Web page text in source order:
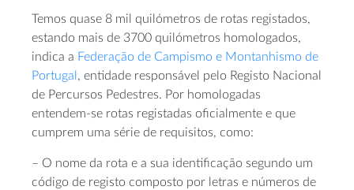
Temos quase 8 mil quilómetros de rotas registados,
estando mais de 3700 quilómetros homologados,
indica a Federação de Campismo e Montanhismo de
Portugal , entidade responsável pelo Registo Nacional
de Percursos Pedestres. Por homologadas
entendem-se rotas registadas oficialmente e que
cumprem uma série de requisitos, como:
– O nome da rota e a sua identificação segundo um
código de registo composto por letras e números de